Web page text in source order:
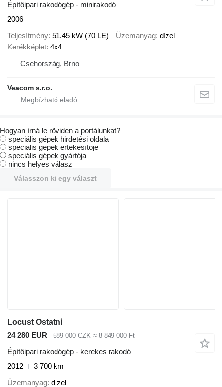
Építőipari rakodógép - minirakodó
2006
Teljesítmény 51.45 kW (70 LE) Üzemanyag dízel
Kerékképlet 4x4
Csehország, Brno
Veacom s.r.o.
Hogyan írná le röviden a portálunkat?
speciális gépek hirdetési oldala
speciális gépek értékesítője
speciális gépek gyártója
nincs helyes válasz
Válasszon ki egy választ
Locust Ostatní
24 280 EUR
589 000 CZK ≈ 8 849 000 Ft
Építőipari rakodógép - kerekes rakodó
2012
3 700 km
Üzemanyag dízel